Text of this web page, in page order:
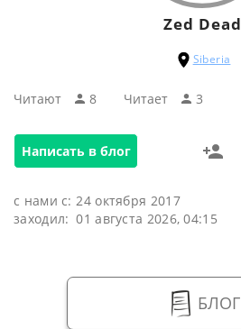
Zed Dead
Siberia
Читают 8 Читаeт 3
Написать в блог
с нами с: 24 октября 2017
заходил: 01 августа 2026, 04:15
БЛОГ